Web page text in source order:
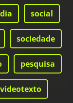
social
sociedade
pesquisa
videotexto